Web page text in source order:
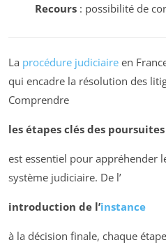
Recours: possibilité de
La procédure judiciaire en
qui encadre la résolution des
Comprendre
les étapes clés des
est essentiel pour appréhender
système judiciaire. De l’
introduction de l’instance
à la décision finale, chaque